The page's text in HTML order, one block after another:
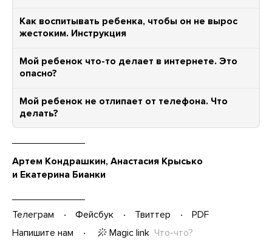
Как воспитывать ребенка, чтобы он не вырос
жестоким. Инструкция
Мой ребенок что-то делает в интернете. Это
опасно?
Мой ребенок не отлипает от телефона. Что
делать?
Артем Кондрашкин, Анастасия Крысько
и Екатерина Бианки
Телеграм Фейсбук Твиттер
PDF
Напишите нам
Magic link Что-что?